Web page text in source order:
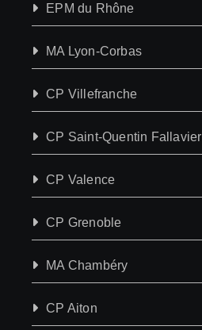
EPM du Rhône
MA Lyon-Corbas
CP Villefranche
CP Saint-Quentin Fallavier
CP Valence
CP Grenoble
MA Chambéry
CP Aiton